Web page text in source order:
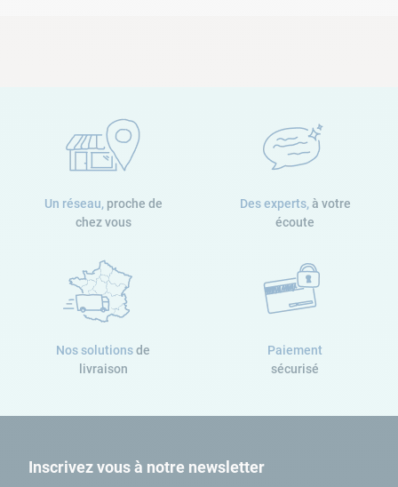
Un réseau, proche de
chez vous
Des experts, à votre
écoute
Nos solutionsde
livraison
Paiement
sécurisé
Inscrivez vous à notre newsletter